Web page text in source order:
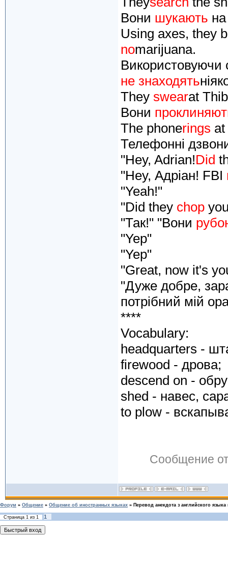
Вони шукають
Using axes, they
nomarijuana.
Використовуючи
не знаходять
They swearat
Вони
The phonerings
Телефонні
"Hey, Adrian!Did
"Hey, Адріан! FBI
"Yeah!"
"Did they chop
"Так!" "Вони
"Yep"
"Yep"
"Great, now it's
"Дуже добре,
потрібний мій
****
Vocabulary:
headquarters -
firewood - дрова;
descend on -
shed - навес,
to plow -
Сообщение
Форум » Общение » Общение об иностранных языках » Перевод анекдота з английского языка
Страница 1 из 1 1